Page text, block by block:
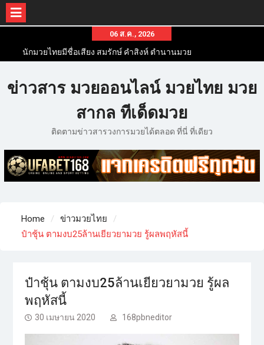
06 ส.ค., 2026
นักมวยไทยมีชื่อเสียง สมรักษ์ คำสิงห์ ตำนานมวย
นักมวยไทยชื่อดัง สุดยอดนักมวยไทยที่ดังไปทั่วโลก
ข่าวมวยไทยโครตฮอต เว็บข่าวมวยในทุกๆแวดวงมี
ข่าวสารวงการมวยมากมาย
ข่าวสาร มวยออนไลน์ มวยไทย มวย
สากล ทีเด็ดมวย
ติดตามข่าวสารวงการมวยได้ตลอด ที่นี่ ที่เดียว
Home
ข่าวมวยไทย
ป๋าชุ้น ตามงบ25ล้านเยียวยามวย รู้ผลพฤหัสนี้
ป๋าชุ้น ตามงบ25ล้านเยียวยามวย รู้ผล
พฤหัสนี้
30 เมษายน 2020 168pbneditor